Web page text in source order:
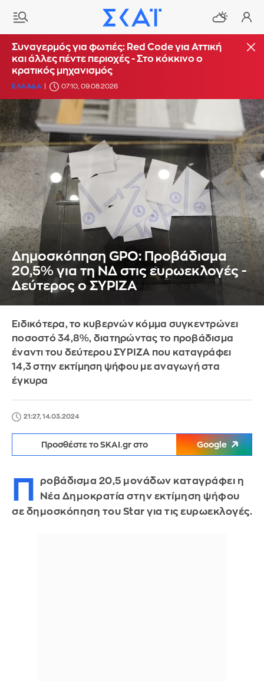
Συναγερμός για φωτιές: Red Code για Αττική
και άλλες πέντε περιοχές - Στο κόκκινο ο
κρατικός μηχανισμός
ΕΛΛΑΔΑ 07:10, 09.08.2026
Δημοσκόπηση GPO: Προβάδισμα
20,5% για τη ΝΔ στις ευρωεκλογές -
Δεύτερος ο ΣΥΡΙΖΑ
Ειδικότερα, το κυβερνών κόμμα συγκεντρώνει
ποσοστό 34,8%, διατηρώντας το προβάδισμα
έναντι του δεύτερου ΣΥΡΙΖΑ που καταγράφει
14,3 στην εκτίμηση ψήφου με αναγωγή στα
έγκυρα
21:27, 14.03.2024
Προσθέστε το SKAI.gr στο Google
Π
ροβάδισμα 20,5 μονάδων καταγράφει η
Νέα Δημοκρατία στην εκτίμηση ψήφου
σε δημοσκόπηση του Star για τις ευρωεκλογές.